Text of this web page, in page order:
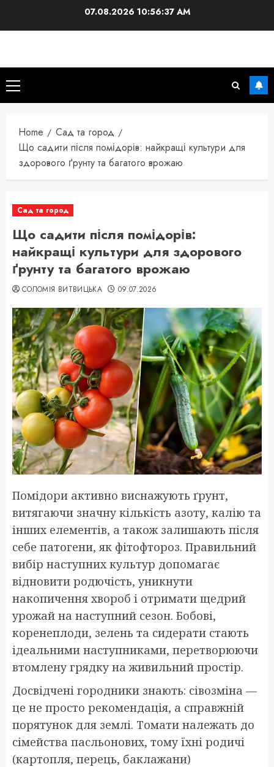
07.08.2026 10:56:38 AM
Primary
Menu
Home
Сад та город
Що садити після помідорів: найкращі культури для
здорового ґрунту та багатого врожаю
Сад та город
Що садити після помідорів:
найкращі культури для здорового
ґрунту та багатого врожаю
СОЛОМІЯ ВИТВИЦЬКА 09.07.2026
Помідори активно виснажують ґрунт,
витягаючи значну кількість азоту, калію та
інших елементів, а також залишають після
себе патогени, як фітофтороз. Правильний
вибір наступних культур допомагає
відновити родючість, уникнути
накопичення хвороб і отримати щедрий
урожай на наступний сезон. Бобові,
коренеплоди, зелень та сидерати стають
ідеальними наступниками, перетворюючи
втомлену грядку на живильний простір.
Досвідчені городники знають: сівозміна —
це не просто рекомендація, а справжній
порятунок для землі. Томати належать до
сімейства пасльонових, тому їхні родичі
(картопля, перець, баклажани)